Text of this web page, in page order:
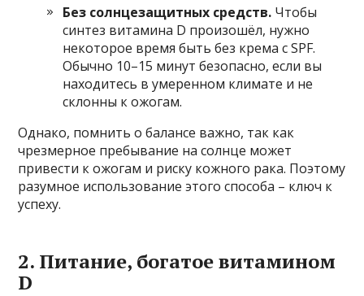
Без солнцезащитных средств. Чтобы
синтез витамина D произошёл, нужно
некоторое время быть без крема с SPF.
Обычно 10–15 минут безопасно, если вы
находитесь в умеренном климате и не
склонны к ожогам.
Однако, помнить о балансе важно, так как
чрезмерное пребывание на солнце может
привести к ожогам и риску кожного рака. Поэтому
разумное использование этого способа – ключ к
успеху.
2. Питание, богатое витамином
D